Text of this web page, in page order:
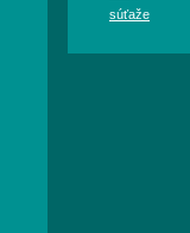
súťaže